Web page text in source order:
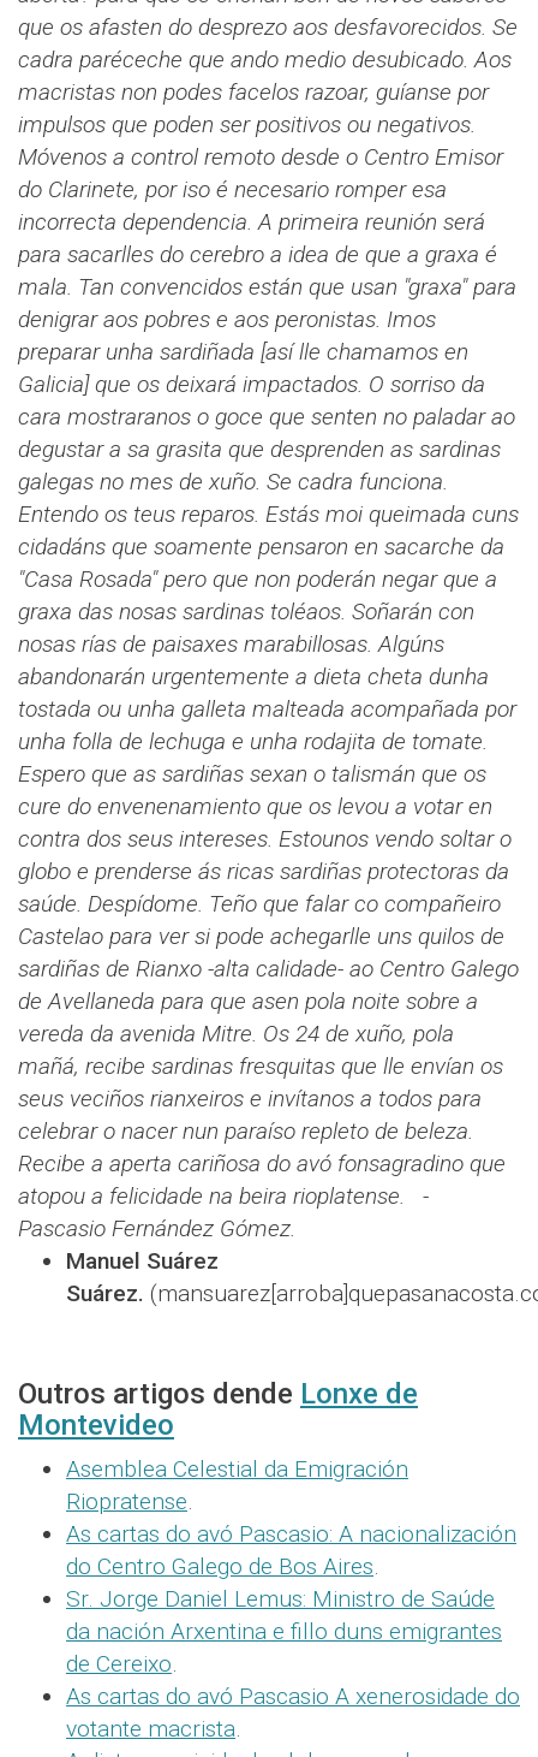
que os afasten do desprezo aos desfavorecidos. Se
cadra paréceche que ando medio desubicado. Aos
macristas non podes facelos razoar, guíanse por
impulsos que poden ser positivos ou negativos.
Móvenos a control remoto desde o Centro Emisor
do Clarinete, por iso é necesario romper esa
incorrecta dependencia. A primeira reunión será
para sacarlles do cerebro a idea de que a graxa é
mala. Tan convencidos están que usan "graxa" para
denigrar aos pobres e aos peronistas. Imos
preparar unha sardiñada [así lle chamamos en
Galicia] que os deixará impactados. O sorriso da
cara mostraranos o goce que senten no paladar ao
degustar a sa grasita que desprenden as sardinas
galegas no mes de xuño. Se cadra funciona.
Entendo os teus reparos. Estás moi queimada cuns
cidadáns que soamente pensaron en sacarche da
"Casa Rosada" pero que non poderán negar que a
graxa das nosas sardinas toléaos. Soñarán con
nosas rías de paisaxes marabillosas. Algúns
abandonarán urgentemente a dieta cheta dunha
tostada ou unha galleta malteada acompañada por
unha folla de lechuga e unha rodajita de tomate.
Espero que as sardiñas sexan o talismán que os
cure do envenenamiento que os levou a votar en
contra dos seus intereses. Estounos vendo soltar o
globo e prenderse ás ricas sardiñas protectoras da
saúde. Despídome. Teño que falar co compañeiro
Castelao para ver si pode achegarlle uns quilos de
sardiñas de Rianxo -alta calidade- ao Centro Galego
de Avellaneda para que asen pola noite sobre a
vereda da avenida Mitre. Os 24 de xuño, pola
mañá, recibe sardinas fresquitas que lle envían os
seus veciños rianxeiros e invítanos a todos para
celebrar o nacer nun paraíso repleto de beleza.
Recibe a aperta cariñosa do avó fonsagradino que
atopou a felicidade na beira rioplatense.
-
Pascasio Fernández Gómez.
Manuel Suárez
Suárez.
Outros artigos dende Lonxe de
Montevideo
Asemblea Celestial da Emigración
Riopratense.
As cartas do avó Pascasio: A nacionalización
do Centro Galego de Bos Aires.
Sr. Jorge Daniel Lemus: Ministro de Saúde
da nación Arxentina e fillo duns emigrantes
de Cereixo.
As cartas do avó Pascasio A xenerosidade do
votante macrista.